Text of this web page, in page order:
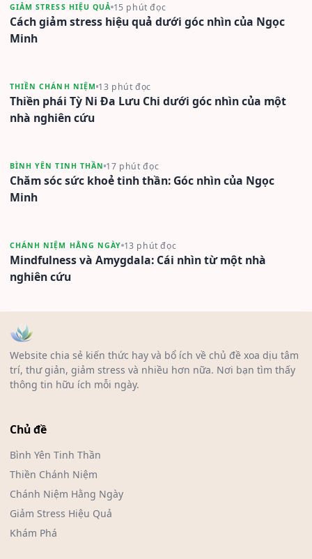
GIẢM STRESS HIỆU QUẢ 15 phút đọc
Cách giảm stress hiệu quả dưới góc nhìn của Ngọc
Minh
THIỀN CHÁNH NIỆM 13 phút đọc
Thiền phái Tỳ Ni Đa Lưu Chi dưới góc nhìn của một
nhà nghiên cứu
BÌNH YÊN TINH THẦN 17 phút đọc
Chăm sóc sức khoẻ tinh thần: Góc nhìn của Ngọc
Minh
CHÁNH NIỆM HẰNG NGÀY 13 phút đọc
Mindfulness và Amygdala: Cái nhìn từ một nhà
nghiên cứu
Website chia sẻ kiến thức hay và bổ ích về chủ đề xoa dịu tâm
trí, thư giản, giảm stress và nhiều hơn nữa. Nơi bạn tìm thấy
thông tin hữu ích mỗi ngày.
Chủ đề
Bình Yên Tinh Thần
Thiền Chánh Niệm
Chánh Niệm Hằng Ngày
Giảm Stress Hiệu Quả
Khám Phá